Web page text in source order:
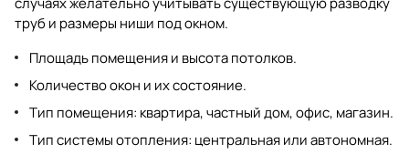
труб и размеры ниши под окном.
Площадь помещения и высота потолков.
Количество окон и их состояние.
Тип помещения: квартира, частный дом, офис, магазин.
Тип системы отопления: центральная или автономная.